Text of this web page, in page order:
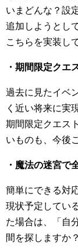
いまどんな？設
追加しようとし
こちらを実装し
・期間限定クエ
過去に見たイベ
く近い将来に実
期間限定クエス
いものも、今後
・魔法の迷宮で
簡単にできる対
現状予定してい
た場合は、「自
間を探しますか